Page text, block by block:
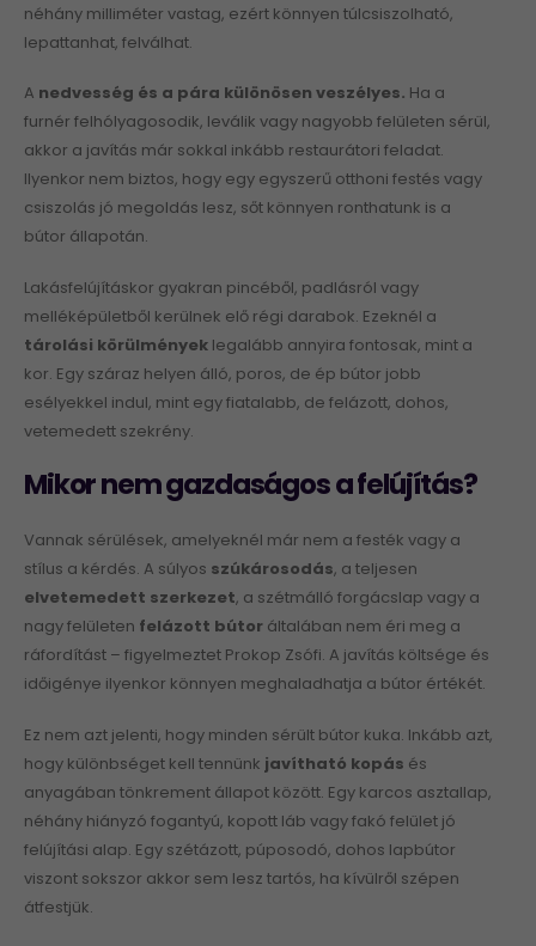
néhány milliméter vastag, ezért könnyen túlcsiszolható,
lepattanhat, felválhat.
A nedvesség és a pára különösen veszélyes. Ha a
furnér felhólyagosodik, leválik vagy nagyobb felületen sérül,
akkor a javítás már sokkal inkább restaurátori feladat.
Ilyenkor nem biztos, hogy egy egyszerű otthoni festés vagy
csiszolás jó megoldás lesz, sőt könnyen ronthatunk is a
bútor állapotán.
Lakásfelújításkor gyakran pincéből, padlásról vagy
melléképületből kerülnek elő régi darabok. Ezeknél a
tárolási körülmények legalább annyira fontosak, mint a
kor. Egy száraz helyen álló, poros, de ép bútor jobb
esélyekkel indul, mint egy fiatalabb, de felázott, dohos,
vetemedett szekrény.
Mikor nem gazdaságos a felújítás?
Vannak sérülések, amelyeknél már nem a festék vagy a
stílus a kérdés. A súlyos szúkárosodás, a teljesen
elvetemedett szerkezet, a szétmálló forgácslap vagy a
nagy felületen felázott bútor általában nem éri meg a
ráfordítást – figyelmeztet Prokop Zsófi. A javítás költsége és
időigénye ilyenkor könnyen meghaladhatja a bútor értékét.
Ez nem azt jelenti, hogy minden sérült bútor kuka. Inkább azt,
hogy különbséget kell tennünk javítható kopás és
anyagában tönkrement állapot között. Egy karcos asztallap,
néhány hiányzó fogantyú, kopott láb vagy fakó felület jó
felújítási alap. Egy szétázott, púposodó, dohos lapbútor
viszont sokszor akkor sem lesz tartós, ha kívülről szépen
átfestjük.